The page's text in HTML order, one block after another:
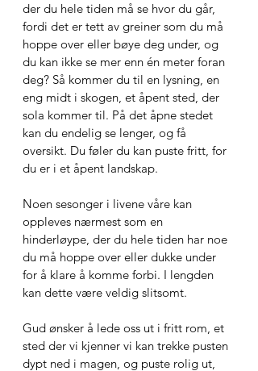
der du hele tiden må se hvor du går,
fordi det er tett av greiner som du må
hoppe over eller bøye deg under, og
du kan ikke se mer enn én meter foran
deg? Så kommer du til en lysning, en
eng midt i skogen, et åpent sted, der
sola kommer til. På det åpne stedet
kan du endelig se lenger, og få
oversikt. Du føler du kan puste fritt, for
du er i et åpent landskap.
Noen sesonger i livene våre kan
oppleves nærmest som en
hinderløype, der du hele tiden har noe
du må hoppe over eller dukke under
for å klare å komme forbi. I lengden
kan dette være veldig slitsomt.
Gud ønsker å lede oss ut i fritt rom, et
sted der vi kjenner vi kan trekke pusten
dypt ned i magen, og puste rolig ut,